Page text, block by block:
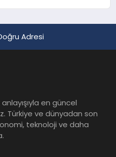
Adresi
en güncel
Türkiye ve dünyadan son
teknoloji ve daha